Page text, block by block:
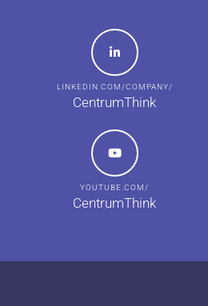
LINKEDIN.COM/COMPANY/
CentrumThink
YOUTUBE.COM/
CentrumThink